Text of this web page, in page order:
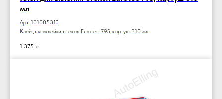
мл
Арт. 101005310
Клей для вклейки стекол Eurotec 795, картуш 310 мл
1 375 р.